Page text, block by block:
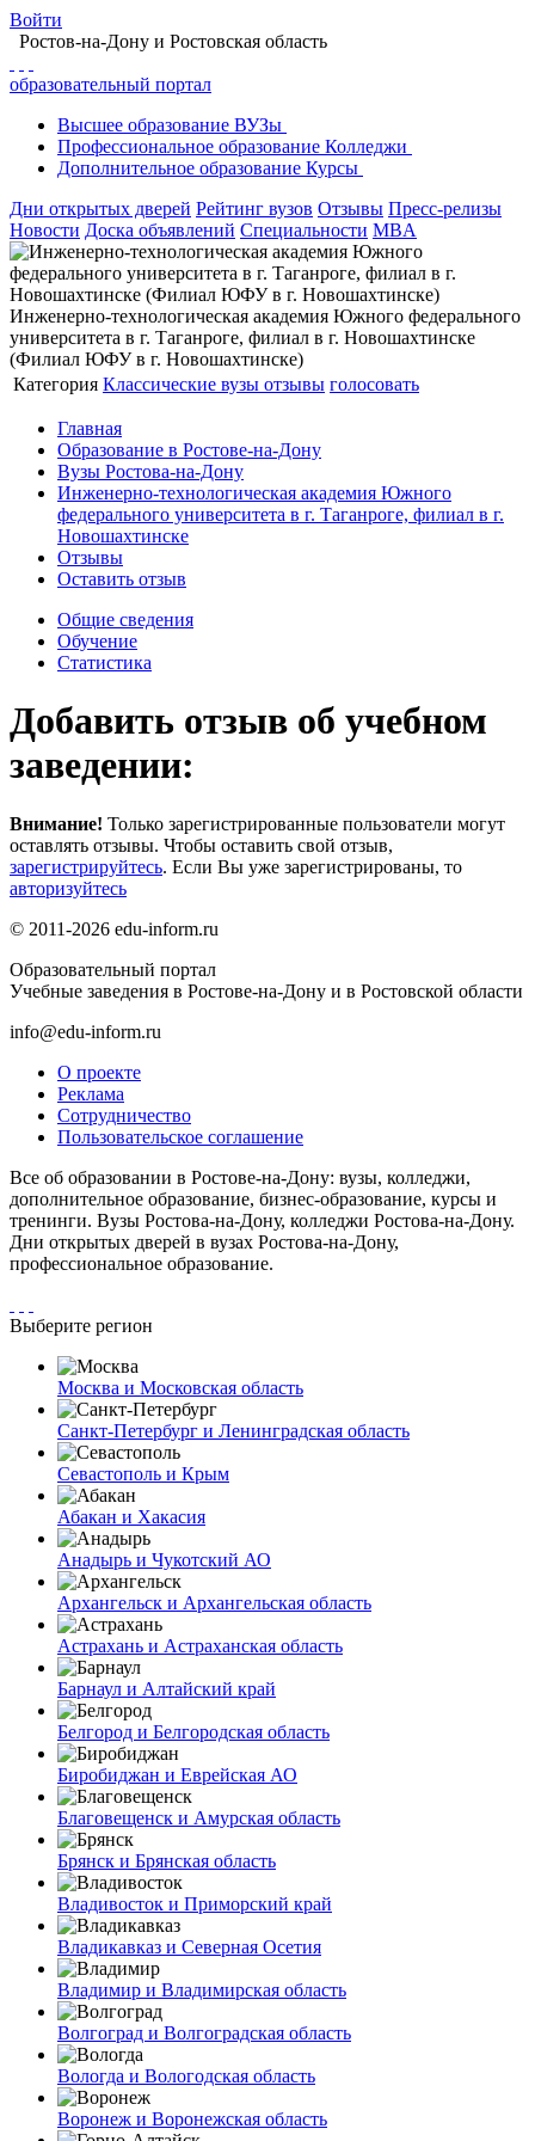
Войти
Ростов-на-Дону и Ростовская область
образовательный портал
Высшее образование ВУЗы
Профессиональное образование Колледжи
Дополнительное образование Курсы
Дни открытых дверей Рейтинг вузов Отзывы Пресс-релизы
Новости Доска объявлений Специальности MBA
Инженерно-технологическая академия Южного федерального
университета в г. Таганроге, филиал в г. Новошахтинске
(Филиал ЮФУ в г. Новошахтинске)
Категория Классические вузы отзывы голосовать
Главная
Образование в Ростове-на-Дону
Вузы Ростова-на-Дону
Инженерно-технологическая академия Южного
федерального университета в г. Таганроге, филиал в г.
Новошахтинске
Отзывы
Оставить отзыв
Общие сведения
Обучение
Статистика
Добавить отзыв об учебном
заведении:
Внимание! Только зарегистрированные пользователи могут
оставлять отзывы. Чтобы оставить свой отзыв,
зарегистрируйтесь. Если Вы уже зарегистрированы, то
авторизуйтесь
© 2011-2026 edu-inform.ru
Образовательный портал
Учебные заведения в Ростове-на-Дону и в Ростовской области
info@edu-inform.ru
О проекте
Реклама
Сотрудничество
Пользовательское соглашение
Все об образовании в Ростове-на-Дону: вузы, колледжи,
дополнительное образование, бизнес-образование, курсы и
тренинги. Вузы Ростова-на-Дону, колледжи Ростова-на-Дону.
Дни открытых дверей в вузах Ростова-на-Дону,
профессиональное образование.
Выберите регион
Москва и Московская область
Санкт-Петербург и Ленинградская область
Севастополь и Крым
Абакан и Хакасия
Анадырь и Чукотский АО
Архангельск и Архангельская область
Астрахань и Астраханская область
Барнаул и Алтайский край
Белгород и Белгородская область
Биробиджан и Еврейская АО
Благовещенск и Амурская область
Брянск и Брянская область
Владивосток и Приморский край
Владикавказ и Северная Осетия
Владимир и Владимирская область
Волгоград и Волгоградская область
Вологда и Вологодская область
Воронеж и Воронежская область